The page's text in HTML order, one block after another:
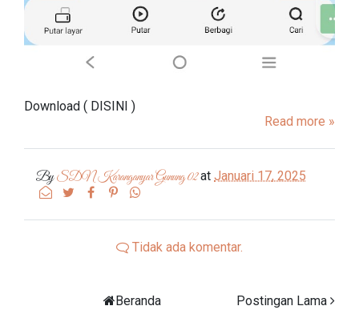
Download ( DISINI )
Read more »
BySDN Karanganyar Gunung 02at Januari 17, 2025
Tidak ada komentar.
Postingan Lama
Beranda